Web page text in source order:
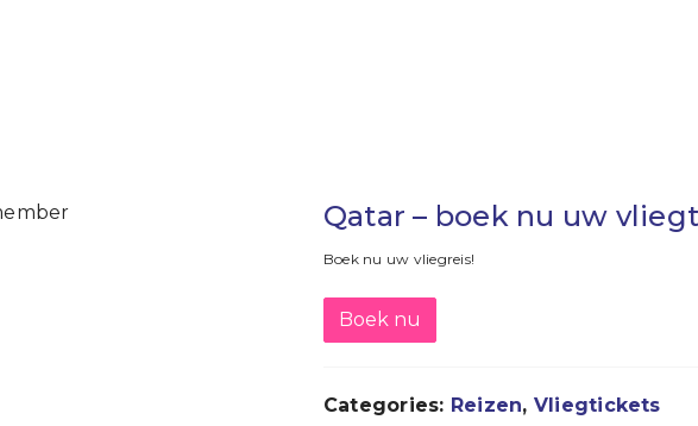
Qatar – boek nu uw
Boek nu uw vliegreis!
Boek nu
Categories: Reizen, Vliegtickets